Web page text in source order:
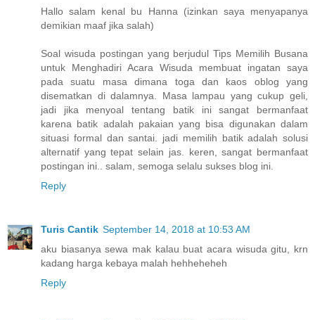
Hallo salam kenal bu Hanna (izinkan saya menyapanya
demikian maaf jika salah)
Soal wisuda postingan yang berjudul Tips Memilih Busana
untuk Menghadiri Acara Wisuda membuat ingatan saya
pada suatu masa dimana toga dan kaos oblog yang
disematkan di dalamnya. Masa lampau yang cukup geli,
jadi jika menyoal tentang batik ini sangat bermanfaat
karena batik adalah pakaian yang bisa digunakan dalam
situasi formal dan santai. jadi memilih batik adalah solusi
alternatif yang tepat selain jas. keren, sangat bermanfaat
postingan ini.. salam, semoga selalu sukses blog ini.
Reply
Turis Cantik September 14, 2018 at 10:53 AM
aku biasanya sewa mak kalau buat acara wisuda gitu, krn
kadang harga kebaya malah hehheheheh
Reply